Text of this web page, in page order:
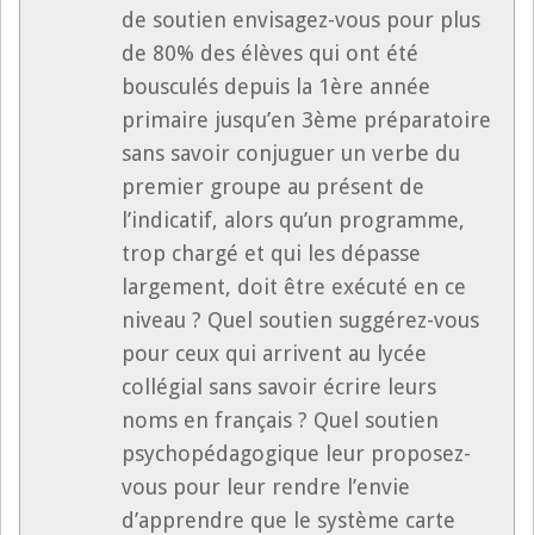
de soutien envisagez-vous pour plus
de 80% des élèves qui ont été
bousculés depuis la 1ère année
primaire jusqu’en 3ème préparatoire
sans savoir conjuguer un verbe du
premier groupe au présent de
l’indicatif, alors qu’un programme,
trop chargé et qui les dépasse
largement, doit être exécuté en ce
niveau ? Quel soutien suggérez-vous
pour ceux qui arrivent au lycée
collégial sans savoir écrire leurs
noms en français ? Quel soutien
psychopédagogique leur proposez-
vous pour leur rendre l’envie
d’apprendre que le système carte